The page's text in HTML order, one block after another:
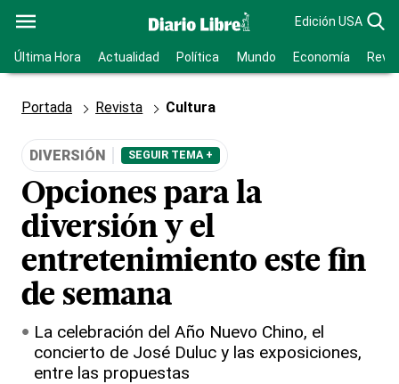
Edición USA
Última Hora Actualidad Política Mundo Economía
Portada Revista Cultura
DIVERSIÓN SEGUIR TEMA +
Opciones para la
diversión y el
entretenimiento este fin
de semana
La celebración del Año Nuevo Chino, el
concierto de José Duluc y las exposiciones,
entre las propuestas